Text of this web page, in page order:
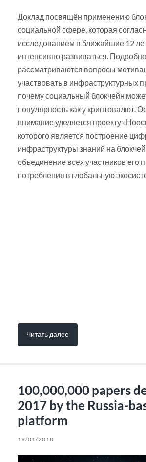
Доклад посвящён применению
социальной сфере, которая
исследованием в ближайшие 12
интенсивно развиваться. Подробно
рассматриваются вопросы
участвовать в инфраструктурных
почему социальный блокчейн
популярность как у криптовалют.
внимание уделяется проекту
которого является построение
инфраструктуры знаний на
объединение всех участников его
потребления в глобальную
Читать далее
100,000,000 papers
2017 by the Russia-
platform
19/01/2018